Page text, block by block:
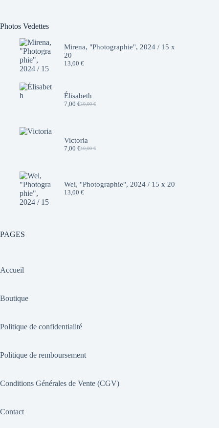
Photos Vedettes
Mirena, "Photographie", 2024 / 15 x
20
13,00 €
Élisabeth
10,00€
Le
10,00 €.
7,00 €Le
7,00 €.
Victoria
10,00€
Le
10,00 €.
7,00 €Le
7,00 €.
Wei, "Photographie", 2024 / 15 x 20
13,00 €
PAGES
Accueil
Boutique
Politique de confidentialité
Politique de remboursement
Conditions Générales de Vente (CGV)
Contact